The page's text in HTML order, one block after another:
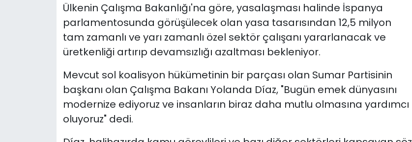
Ülkenin Çalışma Bakanlığı'na göre, yasalaşması halinde İspanya
parlamentosunda görüşülecek olan yasa tasarısından 12,5 milyon
tam zamanlı ve yarı zamanlı özel sektör çalışanı yararlanacak ve
üretkenliği artırıp devamsızlığı azaltması bekleniyor.
Mevcut sol koalisyon hükümetinin bir parçası olan Sumar Partisinin
başkanı olan Çalışma Bakanı Yolanda Díaz, "Bugün emek dünyasını
modernize ediyoruz ve insanların biraz daha mutlu olmasına yardımcı
oluyoruz" dedi.